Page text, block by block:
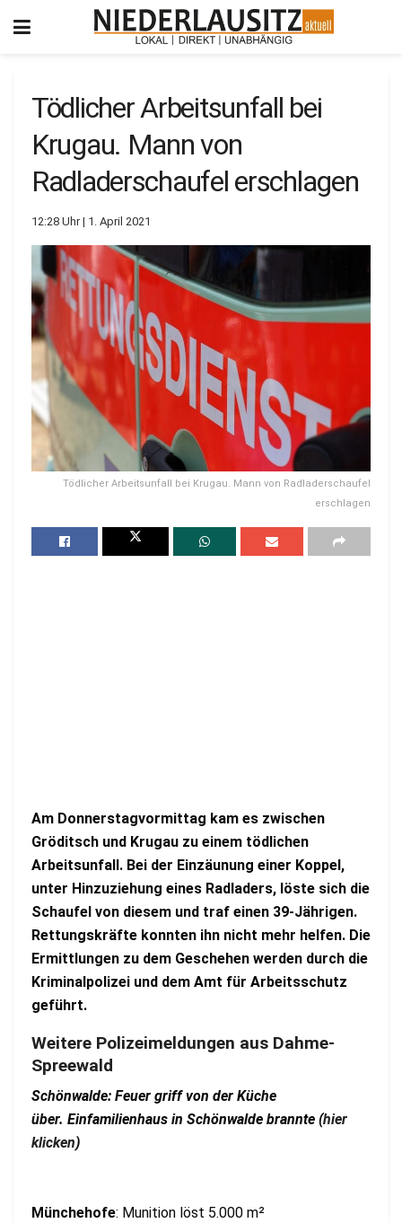
Tödlicher Arbeitsunfall bei
Krugau. Mann von
Radladerschaufel erschlagen
12:28 Uhr | 1. April 2021
Tödlicher Arbeitsunfall bei Krugau. Mann von Radladerschaufel
erschlagen
Am Donnerstagvormittag kam es zwischen
Gröditsch und Krugau zu einem tödlichen
Arbeitsunfall. Bei der Einzäunung einer Koppel,
unter Hinzuziehung eines Radladers, löste sich die
Schaufel von diesem und traf einen 39-Jährigen.
Rettungskräfte konnten ihn nicht mehr helfen. Die
Ermittlungen zu dem Geschehen werden durch die
Kriminalpolizei und dem Amt für Arbeitsschutz
geführt.
Weitere Polizeimeldungen aus Dahme-
Spreewald
Schönwalde: Feuer griff von der Küche
über. Einfamilienhaus in Schönwalde brannte (hier
klicken)
Münchehofe: Munition löst 5.000 m²